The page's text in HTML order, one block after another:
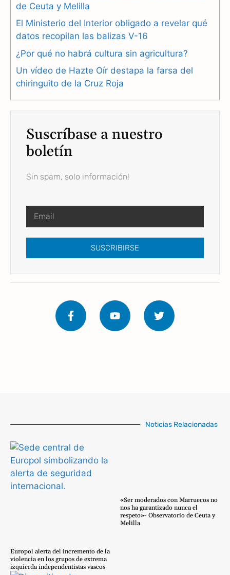
o
o
k
r
a
m
p
p
de Ceuta y Melilla
El Ministerio del Interior obligado a revelar qué
datos recopilan las balizas V-16
¿Por qué no habrá cultura sin agricultura?
Un vídeo de Hazte Oír destapa la farsa del
chiringuito de la Cruz Roja
Suscríbase a nuestro
boletín
Sin spam, solo información!
SUSCRIBIRSE
Noticias Relacionadas
Europol alerta del incremento de la
violencia en los grupos de extrema
izquierda independentistas vascos
«Ser moderados con Marruecos no
nos ha garantizado nunca el
respeto»- Observatorio de Ceuta y
Melilla